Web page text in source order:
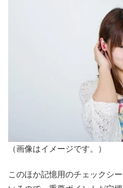
（画像はイメージです。）
このほか記憶用のチェックシ